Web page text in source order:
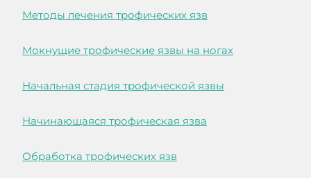
Методы лечения трофических язв
Мокнущие трофические язвы на ногах
Начальная стадия трофической язвы
Начинающаяся трофическая язва
Обработка трофических язв